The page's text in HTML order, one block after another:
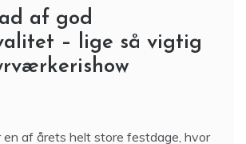
af god
– lige så vigtig
af årets helt store festdage, hvor